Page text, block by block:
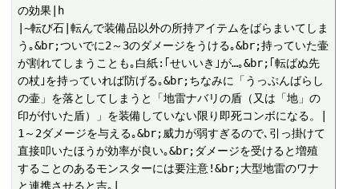
の効果|h
|~転び石|転んで装備品以外の所持アイテムをばらまいてしま
う｡&br;ついでに2～3のダメージをうける｡&br;持っていた壷
が割れてしまうことも｡白紙:｢せいいき｣が…｡&br;｢転ばぬ先
の杖｣を持っていれば防げる｡&br;ちなみに「うっぷんばらし
の壷」を落としてしまうと「地雷ナバリの盾（又は「地」の
印が付いた盾）」を装備していない限り即死コンボになる。|
1～2ダメージを与える｡&br;威力が弱すぎるので､引っ掛けて
直接叩いたほうが効率が良い｡&br;ダメージを受けると増殖
することのあるモンスターには要注意!&br;大型地雷のワナ
と連携させると吉｡|